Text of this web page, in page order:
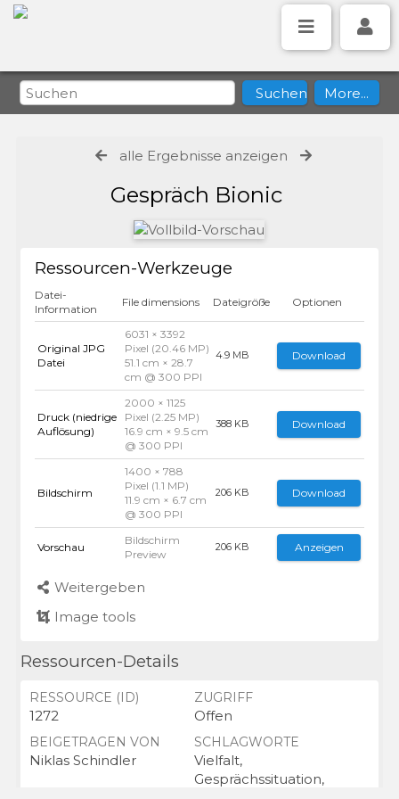
alle Ergebnisse anzeigen
Gespräch Bionic
Ressourcen-Werkzeuge
Datei-
Information
File dimensions Dateigröße Optionen
Original JPG
Datei
6031 × 3392
Pixel (20.46 MP)
51.1 cm × 28.7
cm @ 300 PPI
4.9 MB Download
Druck (niedrige
Auflösung)
2000 × 1125
Pixel (2.25 MP)
16.9 cm × 9.5 cm
@ 300 PPI
388 KB Download
Bildschirm
1400 × 788
Pixel (1.1 MP)
11.9 cm × 6.7 cm
@ 300 PPI
206 KB Download
Vorschau
Bildschirm
Preview
206 KB Anzeigen
Weitergeben
Image tools
Ressourcen-Details
RESSOURCE (ID)
1272
ZUGRIFF
Offen
BEIGETRAGEN VON
Niklas Schindler
SCHLAGWORTE
Vielfalt,
Gesprächssituation,